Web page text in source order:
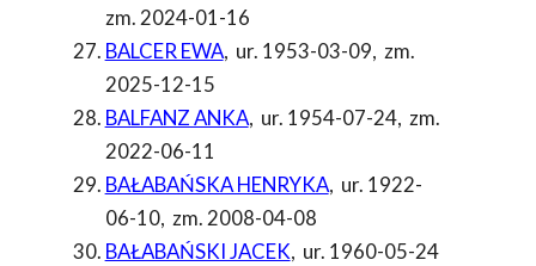
zm. 2024-01-16
BALCER EWA, ur. 1953-03-09, zm.
2025-12-15
BALFANZ ANKA, ur. 1954-07-24, zm.
2022-06-11
BAŁABAŃSKA HENRYKA, ur. 1922-
06-10, zm. 2008-04-08
BAŁABAŃSKI JACEK, ur. 1960-05-24